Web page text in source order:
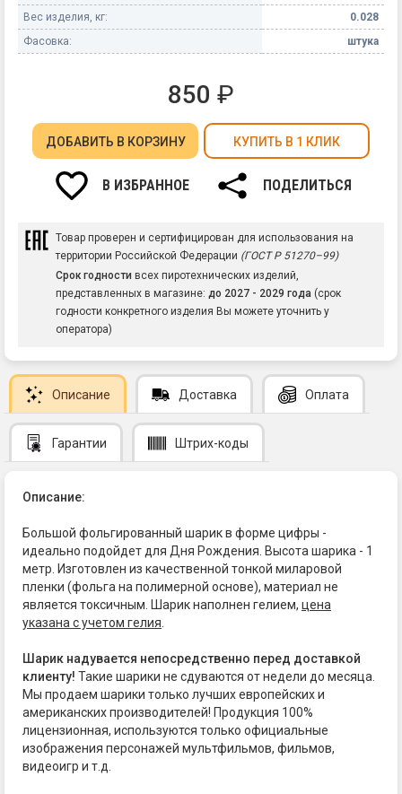
Вес изделия, кг:
0.028
Фасовка:
штука
850 ₽
ДОБАВИТЬ В КОРЗИНУ КУПИТЬ В 1 КЛИК
В ИЗБРАННОЕ ПОДЕЛИТЬСЯ
Товар проверен и сертифицирован для использования на
территории Российской Федерации (ГОСТ Р 51270–99)
Срок годности всех пиротехнических изделий,
представленных в магазине: до 2027 - 2029 года (срок
годности конкретного изделия Вы можете уточнить у
оператора)
Описание Доставка Оплата
Гарантии Штрих-коды
Описание:
Большой фольгированный шарик в форме цифры -
идеально подойдет для Дня Рождения. Высота шарика - 1
метр. Изготовлен из качественной тонкой миларовой
пленки (фольга на полимерной основе), материал не
является токсичным. Шарик наполнен гелием, цена
указана с учетом гелия
Шарик надувается непосредственно перед доставкой
клиенту! Такие шарики не сдуваются от недели до месяца.
Мы продаем шарики только лучших европейских и
американских производителей! Продукция 100%
лицензионная, используются только официальные
изображения персонажей мультфильмов, фильмов,
видеоигр и т.д.